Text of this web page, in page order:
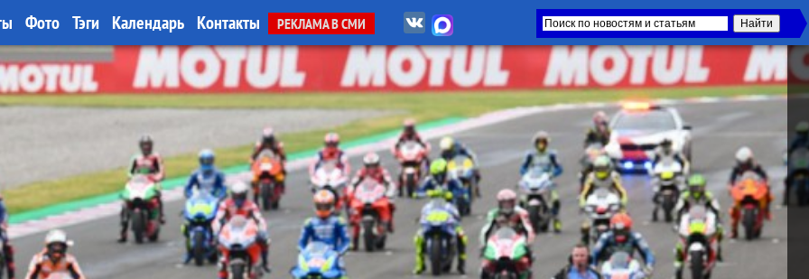
Фото Тэги Календарь Контакты РЕКЛАМА В СМИ